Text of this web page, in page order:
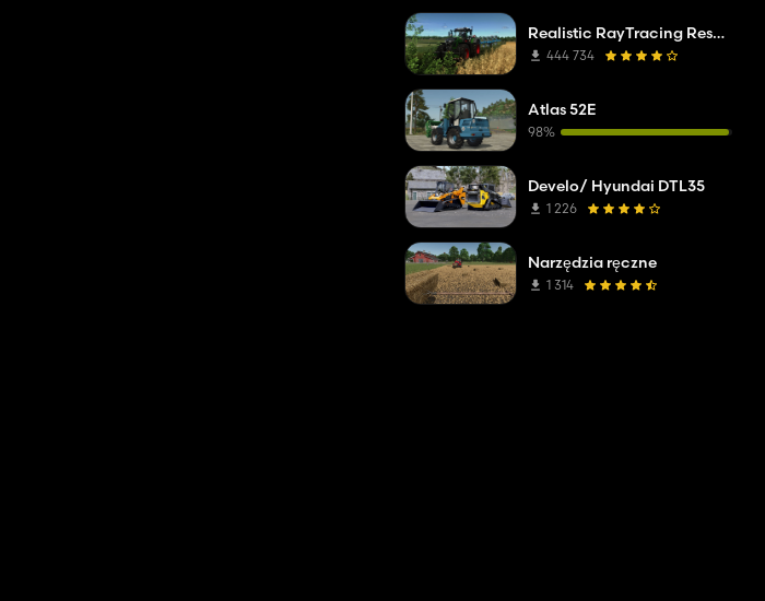
Realistic RayTracing Reshade Preset
444 734
Atlas 52E
98%
Develo/ Hyundai DTL35
1 226
Narzędzia ręczne
1 314